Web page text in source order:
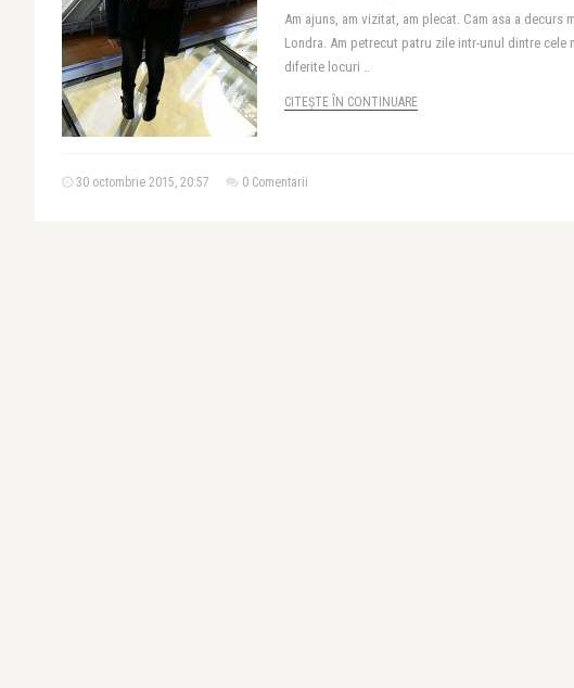
Am ajuns, am vizitat, am plecat. Cam asa a decurs
Londra. Am petrecut patru zile intr-unul dintre cele
diferite locuri ..
CITEȘTE ÎN CONTINUARE
30 octombrie 2015, 20:57 0 Comentarii